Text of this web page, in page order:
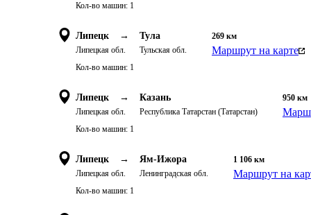
Кол-во машин: 1
Липецк →
Липецкая обл.
Тула
Тульская обл.
269 км
Маршрут на карте
Кол-во машин: 1
Липецк →
Липецкая обл.
Казань
Республика Татарстан (Татарстан)
950 км
Кол-во машин: 1
Липецк →
Липецкая обл.
Ям-Ижора
Ленинградская обл.
1 106 км
Маршрут на
Кол-во машин: 1